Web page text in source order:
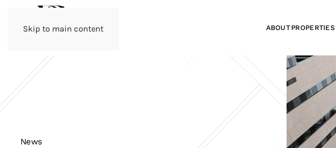
Skip to main content ABOUTPROPERTIES
News